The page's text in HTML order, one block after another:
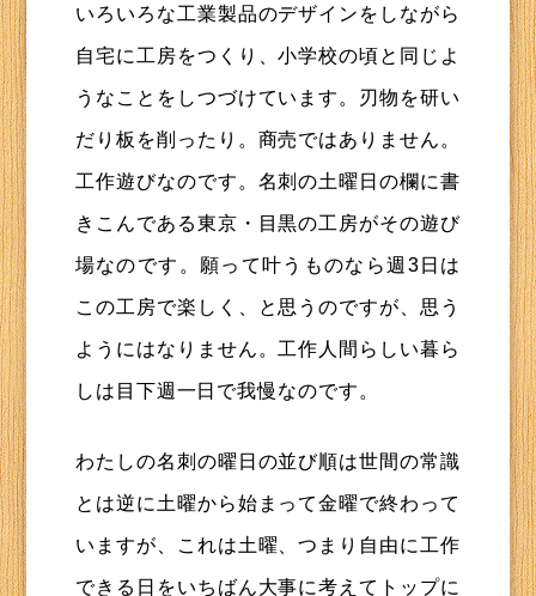
いろいろな工業製品のデザインをしながら
自宅に工房をつくり、小学校の頃と同じよ
うなことをしつづけています。刃物を研い
だり板を削ったり。商売ではありません。
工作遊びなのです。名刺の土曜日の欄に書
きこんである東京・目黒の工房がその遊び
場なのです。願って叶うものなら週3日は
この工房で楽しく、と思うのですが、思う
ようにはなりません。工作人間らしい暮ら
しは目下週一日で我慢なのです。
わたしの名刺の曜日の並び順は世間の常識
とは逆に土曜から始まって金曜で終わって
いますが、これは土曜、つまり自由に工作
できる日をいちばん大事に考えてトップに